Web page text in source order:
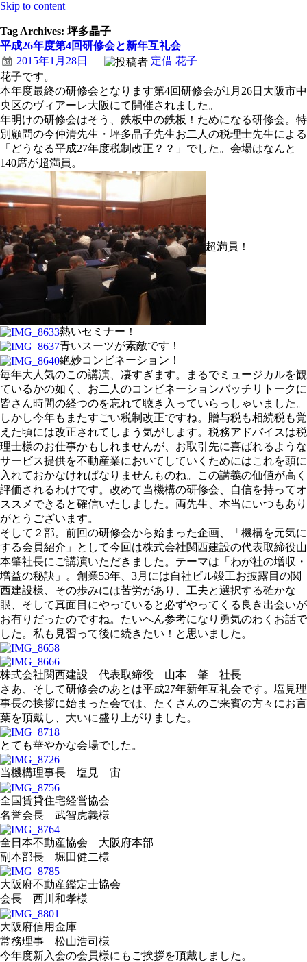
Skip to content
Tag Archives: 坪多晶子
平成26年度第4回研修会と新年互礼会
2015年1月28日
定借 花子
花子です。
本年度最終の研修会となります第4回研修会が1月26日大阪市中
央区のヴィアーレ大阪にて開催されました。
年明けの研修会はそう、鉄板中の鉄板！ためになる研修会。特
別顧問の今仲清先生・坪多晶子先生お二人の税理士先生による
「どうなる平成27年度税制改正？？」でした。会場はなんと
140席が超満員。
超満員！
熱いセミナー！
青いスーツが素敵です！
絶妙コンビネーション！
毎年大人気のこの講演、凄すぎます。まるでミュージカルを観
ているかの如く、お二人のコンビネーションバッチリトークに
皆さん時間の経つのを忘れて聴き入っていらっしゃいました。
しかし今年もまたすごい税制改正ですね。贈与税も相続税も覚
えた頃には改正されてしまう気がします。税務アドバイスは税
理士様のお仕事かもしれませんが、お取引先に喜ばれるような
サービス提供を不動産業においてしていくためにはこれを頭に
入れておかなければなりませんものね。この講義の価値が高く
評価されるわけです。改めて当機構の研修会、自信を持ってオ
ススメできると確信いたしました。両先生、本当にいつもあり
がとうございます。
そして２部。前回の研修会から始まった企画、「機構を元気に
する会員紹介」として今回は株式会社関西建設の代表取締役山
本肇社長にご講演いただきました。テーマは「わが社の増収・
増益の秘訣」。創業53年、3月には自社ビル竣工お披露目の関
西建設様、その歩みには苦労があり、工夫と選択する確かな
眼、そして真面目にやっていると必ずやってくる良き出会いが
お有りだったのですね。たいへん参考になり勇気のわくお話で
した。私も見習って後に続きたい！と思いました。
株式会社関西建設 代表取締役 山本 肇 社長
さあ、そして研修会のあとは平成27年新年互礼会です。塩見理
事長の挨拶に始まった会では、たくさんのご来賓の方々にお言
葉を頂戴し、大いに盛り上がりました。
とても華やかな会場でした。
当機構理事長 塩見 宙
全国賃貸住宅経営協会
名誉会長 武智虎義様
全日本不動産協会 大阪府本部
副本部長 堀田健二様
大阪府不動産鑑定士協会
会長 西川和孝様
大阪府信用金庫
常務理事 松山浩司様
今年度新入会の会員様にもご挨拶を頂戴しました。